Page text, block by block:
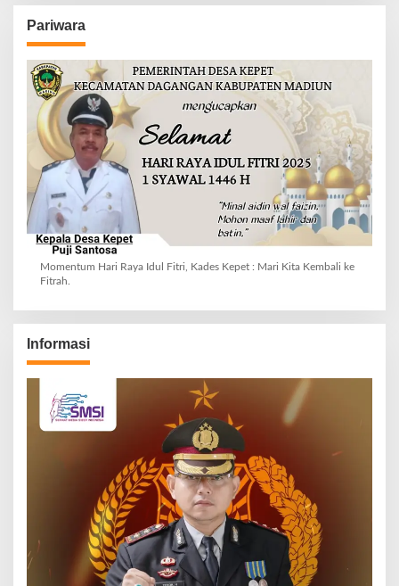
Pariwara
Momentum Hari Raya Idul Fitri, Kades Kepet : Mari Kita Kembali ke
Fitrah.
Informasi